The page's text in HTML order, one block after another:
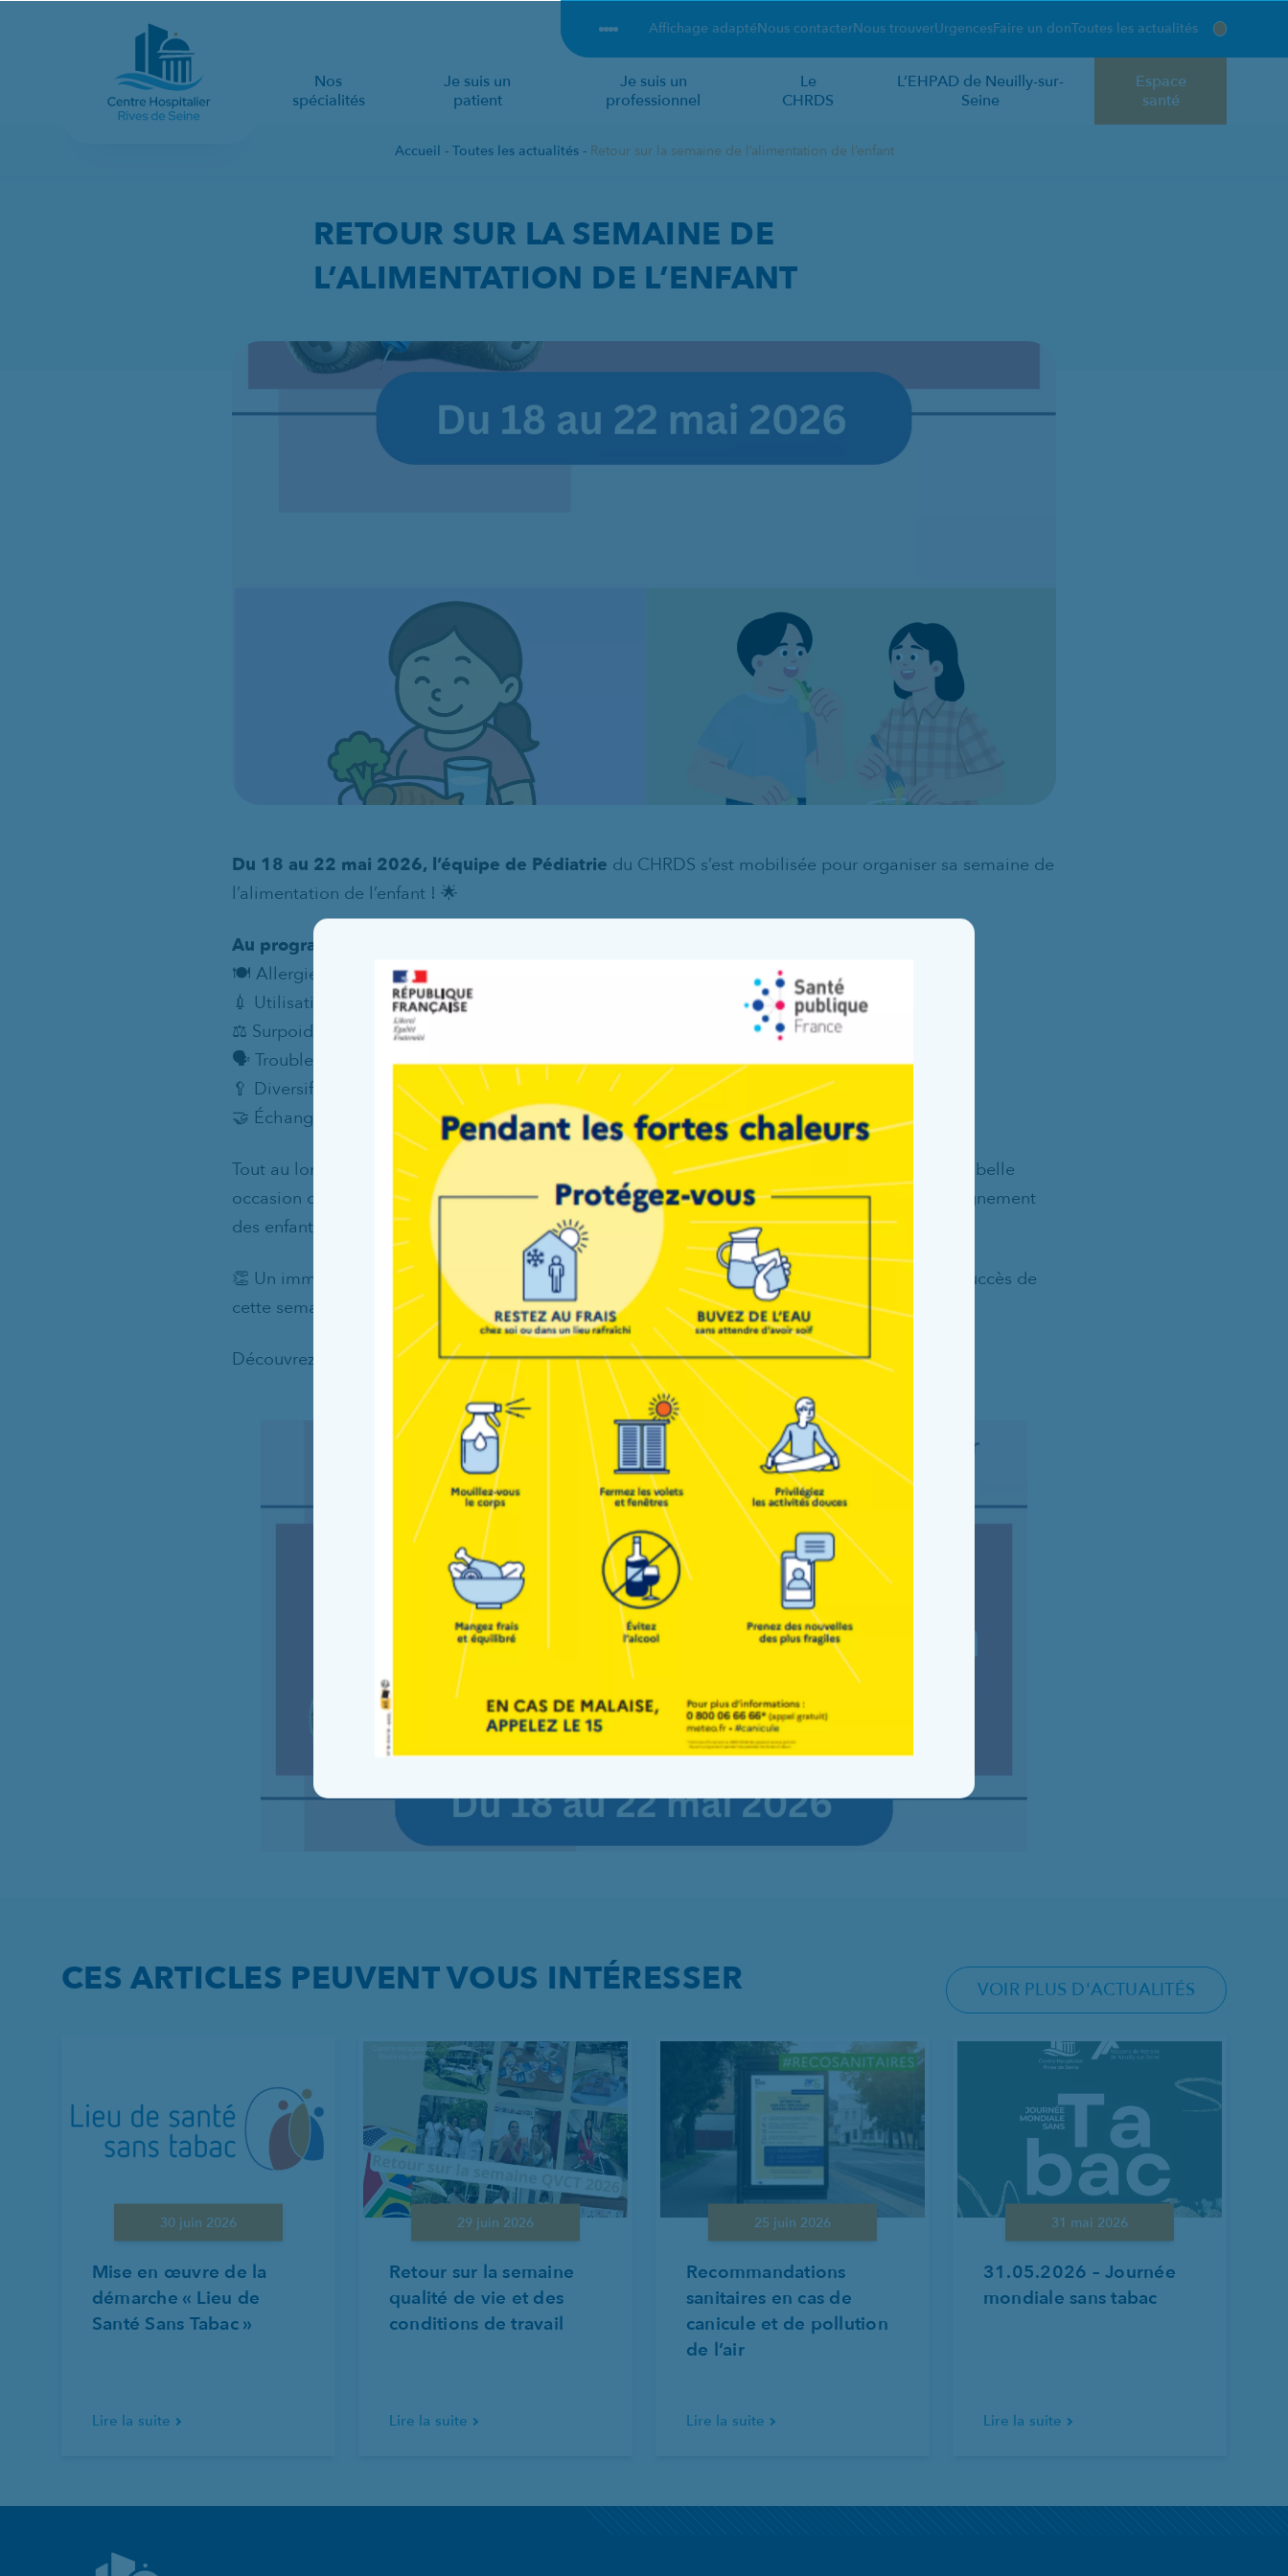
Affichage adaptéNous contacterNous trouverUrgencesFaire un donToutes les actualités
Nos
spécialités
Je suis un
patient
Je suis un
professionnel
Le
CHRDS
L’EHPAD de Neuilly-sur-
Seine
Espace
santé
Accueil - Toutes les actualités- Retour sur la semaine de l’alimentation de l’enfant
RETOUR SUR LA SEMAINE DE
L’ALIMENTATION DE L’ENFANT
Du 18 au 22 mai 2026, l’équipe de Pédiatrie du CHRDS s’est mobilisée pour organiser sa semaine de
l’alimentation de l’enfant ! 🌟
Au programme :
🍽️ Allergies alimentaires et lecture des étiquettes
💉 Utilisation du stylo d’adrénaline
⚖️ Surpoids et obésité de l’enfant
🗣️ Troubles de l’oralité et de l’alimentation
🥄 Diversification alimentaire
🤝 Échanges de pratiques et partage d’expériences
Tout au long de la semaine, des ateliers, temps d’information et rencontres ont représenté une belle
occasion de renforcer les connaissances, croiser les regards et améliorer ensemble l’accompagnement
des enfants et de leurs familles.
👏 Un immense merci à tous les intervenants et professionnels engagés qui ont contribué au succès de
cette semaine riche en apprentissages et en convivialité !
Découvrez les temps forts en vidéo.
CES ARTICLES PEUVENT VOUS INTÉRESSER VOIR PLUS D'ACTUALITÉS
30 juin 2026
Mise en œuvre de la
démarche « Lieu de
Santé Sans Tabac »
Lire la suite
29 juin 2026
Retour sur la semaine
qualité de vie et des
conditions de travail
Lire la suite
25 juin 2026
Recommandations
sanitaires en cas de
canicule et de pollution
de l’air
Lire la suite
31 mai 2026
31.05.2026 – Journée
mondiale sans tabac
Lire la suite